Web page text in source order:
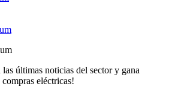
las últimas noticias del sector y gana
eléctricas!